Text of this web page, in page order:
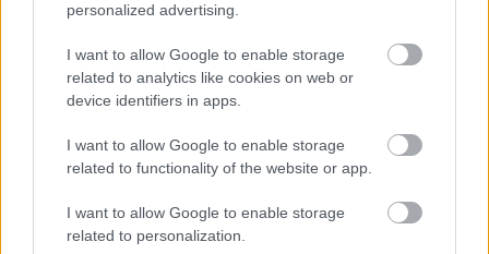
personalized advertising.
I want to allow Google to enable storage
related to analytics like cookies on web or
device identifiers in apps.
I want to allow Google to enable storage
related to functionality of the website or app.
I want to allow Google to enable storage
related to personalization.
HÍRLEVÉL
E-mail cím